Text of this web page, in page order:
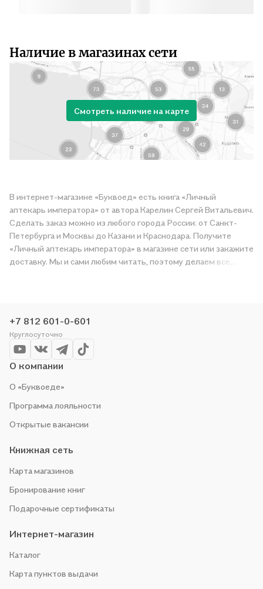
Наличие в магазинах сети
Смотреть наличие на карте
В интернет-магазине «Буквоед» есть книга «Личный
аптекарь императора» от автора Карелин Сергей Витальевич.
Сделать заказ можно из любого города России: от Санкт-
Петербурга и Москвы до Казани и Краснодара. Получите
«Личный аптекарь императора» в магазине сети или закажите
доставку. Мы и сами любим читать, поэтому делаем всё,
+7 812 601-0-601
Круглосуточно
О компании
О «Буквоеде»
Программа лояльности
Открытые вакансии
Книжная сеть
Карта магазинов
Бронирование книг
Подарочные сертификаты
Интернет-магазин
Каталог
Карта пунктов выдачи